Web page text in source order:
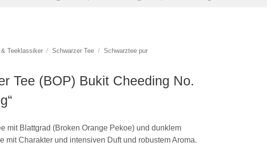
Teeklassiker / Schwarzer Tee / Schwarztee pur
Tee (BOP) Bukit Cheeding No.
mit Blattgrad (Broken Orange Pekoe) und dunklem
mit Charakter und intensiven Duft und robustem Aroma.